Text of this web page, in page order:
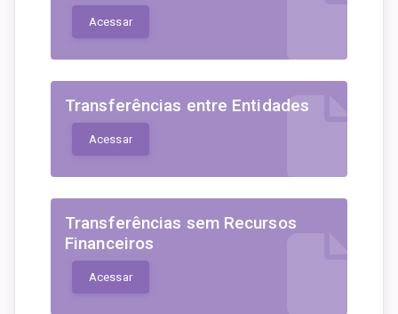
Acessar
Transferências entre Entidades
Acessar
Transferências sem Recursos
Financeiros
Acessar